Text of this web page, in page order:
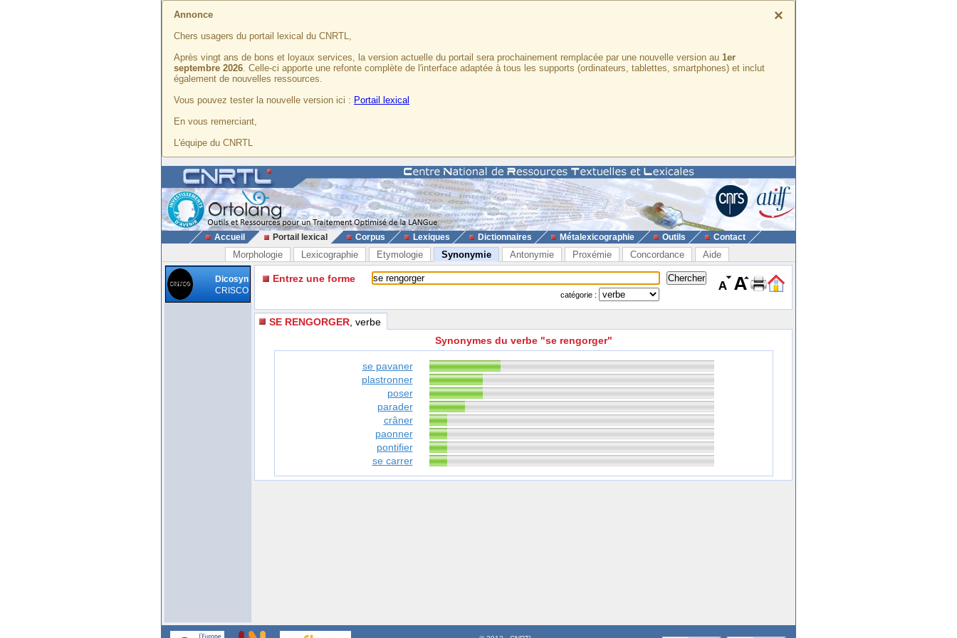
×
Annonce
Chers usagers du portail lexical du CNRTL,
Après vingt ans de bons et loyaux services, la version actuelle du portail sera prochainement remplacée par une nouvelle version au 1er
septembre 2026. Celle-ci apporte une refonte complète de l'interface adaptée à tous les supports (ordinateurs, tablettes, smartphones) et inclut
également de nouvelles ressources.
Vous pouvez tester la nouvelle version ici : Portail lexical
En vous remerciant,
L'équipe du CNRTL
Accueil Portail lexical Corpus Lexiques Dictionnaires Métalexicographie Outils Contact
Morphologie Lexicographie Etymologie Synonymie Antonymie Proxémie Concordance Aide
Dicosyn
CRISCO
Entrez une forme
catégorie :
SE RENGORGER , verbe
Synonymes du verbe "se rengorger"
se pavaner
plastronner
poser
parader
crâner
paonner
pontifier
se carrer